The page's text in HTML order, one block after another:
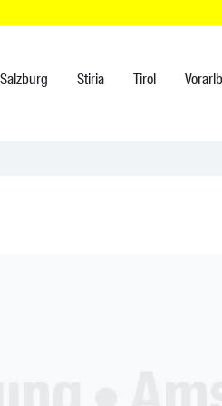
Salzburg Stiria Tirol